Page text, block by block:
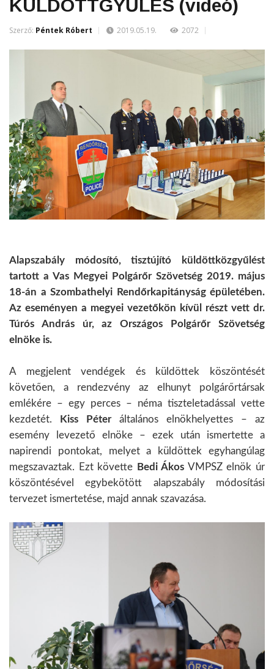
KÜLDÖTTGYŰLÉS (videó)
Szerző: Péntek Róbert 2019.05.19. 2072
Alapszabály módosító, tisztújító küldöttközgyűlést
tartott a Vas Megyei Polgárőr Szövetség 2019. május
18-án a Szombathelyi Rendőrkapitányság épületében.
Az eseményen a megyei vezetőkön kívül részt vett dr.
Túrós András úr, az Országos Polgárőr Szövetség
elnöke is.
A megjelent vendégek és küldöttek köszöntését
követően, a rendezvény az elhunyt polgárőrtársak
emlékére – egy perces – néma tiszteletadással vette
kezdetét.
Kiss Péteráltalános elnökhelyettes – az
esemény levezető elnöke – ezek után ismertette a
napirendi pontokat, melyet a küldöttek egyhangúlag
megszavaztak. Ezt követte Bedi Ákos VMPSZ elnök úr
köszöntésével egybekötött alapszabály módosítási
tervezet ismertetése, majd annak szavazása.